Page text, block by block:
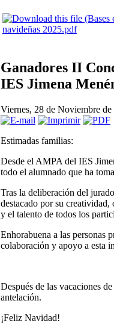
navideñas 2025.pdf
Ganadores II
IES Jimena
Viernes, 28 de Noviembre
Estimadas familias:
Desde el AMPA del IES
todo el alumnado que ha
Tras la deliberación del
destacado por su
y el talento de todos los
Enhorabuena a las personas
colaboración y apoyo a esta
Después de las vacaciones
antelación.
¡Feliz Navidad!